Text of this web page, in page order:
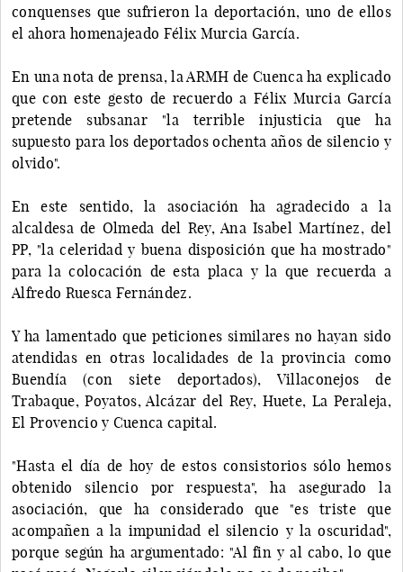
conquenses que sufrieron la deportación, uno de ellos
el ahora homenajeado Félix Murcia García.
En una nota de prensa, la ARMH de Cuenca ha explicado
que con este gesto de recuerdo a Félix Murcia García
pretende subsanar "la terrible injusticia que ha
supuesto para los deportados ochenta años de silencio y
olvido".
En este sentido, la asociación ha agradecido a la
alcaldesa de Olmeda del Rey, Ana Isabel Martínez, del
PP, "la celeridad y buena disposición que ha mostrado"
para la colocación de esta placa y la que recuerda a
Alfredo Ruesca Fernández.
Y ha lamentado que peticiones similares no hayan sido
atendidas en otras localidades de la provincia como
Buendía (con siete deportados), Villaconejos de
Trabaque, Poyatos, Alcázar del Rey, Huete, La Peraleja,
El Provencio y Cuenca capital.
"Hasta el día de hoy de estos consistorios sólo hemos
obtenido silencio por respuesta", ha asegurado la
asociación, que ha considerado que "es triste que
acompañen a la impunidad el silencio y la oscuridad",
porque según ha argumentado: "Al fin y al cabo, lo que